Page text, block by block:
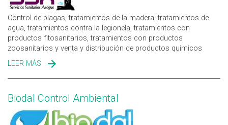
Control de plagas, tratamientos de la madera, tratamientos de
agua, tratamientos contra la legionela, tratamientos con
productos fitosanitarios, tratamientos con productos
zoosanitarios y venta y distribución de productos químicos
LEER MÁS SOBRE SERVICIOS SANITARIOS AZOGUE
Biodal Control Ambiental